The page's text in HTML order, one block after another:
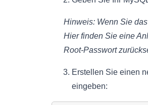
Hinweis: Wenn Sie
Hier finden Sie eine
Root-Passwort
Erstellen Sie einen
eingeben: